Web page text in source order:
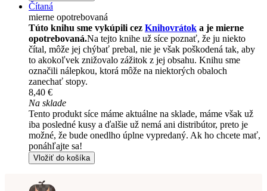
Čítaná
mierne opotrebovaná
Túto knihu sme vykúpili cez Knihovrátok a je mierne
opotrebovaná.Na tejto knihe už síce poznať, že ju niekto
čítal, môže jej chýbať prebal, nie je však poškodená tak, aby
to akokoľvek znižovalo zážitok z jej obsahu. Knihu sme
označili nálepkou, ktorá môže na niektorých obaloch
zanechať stopy.
8,40 €
Na sklade
Tento produkt síce máme aktuálne na sklade, máme však už
iba posledné kusy a ďalšie už nemá ani distribútor, preto je
možné, že bude onedlho úplne vypredaný. Ak ho chcete mať,
ponáhľajte sa!
Vložiť do košíka